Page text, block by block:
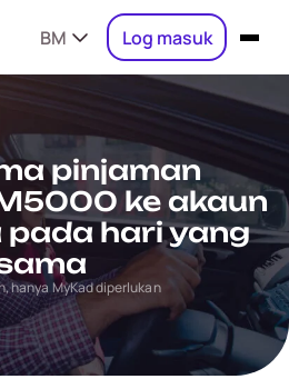
BM Log masuk
pinjaman
ke akaun
pada hari yang
hanya MyKad diperlukan